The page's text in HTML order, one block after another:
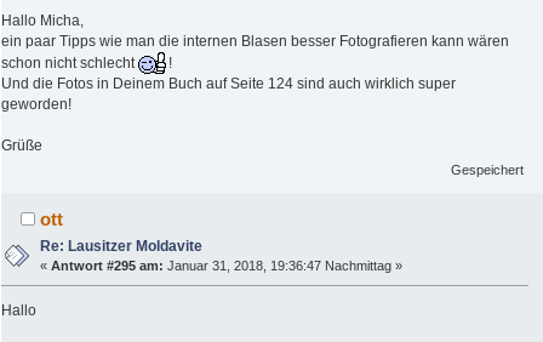
Hallo Micha,
ein paar Tipps wie man die internen Blasen besser Fotografieren kann wären
schon nicht schlecht
!
Und die Fotos in Deinem Buch auf Seite 124 sind auch wirklich super
geworden!
Grüße
Gespeichert
ott
Re: Lausitzer Moldavite
«Antwort #295 am: Januar 31, 2018, 19:36:47 Nachmittag »
Hallo